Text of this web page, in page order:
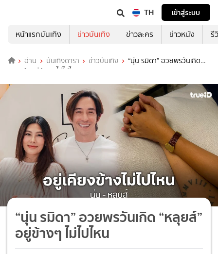
TH
เข้าสู่ระบบ
หน้าแรกบันเทิง
ข่าวบันเทิง ข่าวละคร ข่าวหนัง รี
อ่าน บันเทิงดารา ข่าวบันเทิง
“นุ่น รมิดา” อวยพรวันเกิด
“หลุยส์” อยู่ข้างๆ ไม่ไปไหน
“นุ่น รมิดา” อวยพรวันเกิด “หลุยส์”
อยู่ข้างๆ ไม่ไปไหน